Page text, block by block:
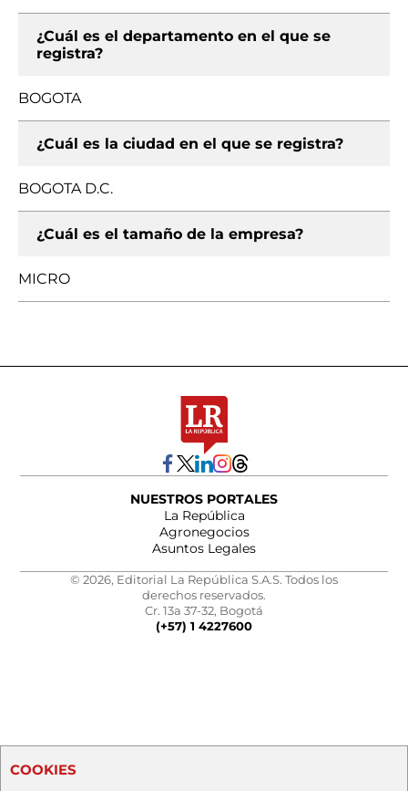
¿Cuál es el departamento en el que se
registra?
BOGOTA
¿Cuál es la ciudad en el que se registra?
BOGOTA D.C.
¿Cuál es el tamaño de la empresa?
MICRO
NUESTROS PORTALES
La República
Agronegocios
Asuntos Legales
© 2026, Editorial La República S.A.S. Todos los
derechos reservados.
Cr. 13a 37-32, Bogotá
(+57) 1 4227600
COOKIES